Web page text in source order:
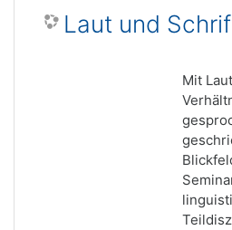
Laut und
Mit